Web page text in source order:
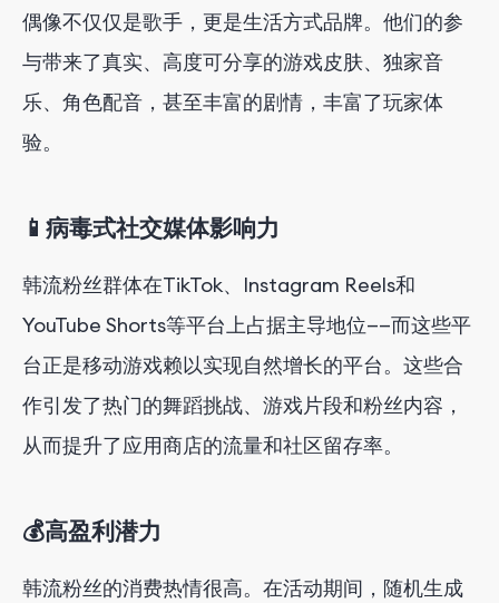
偶像不仅仅是歌手，更是生活方式品牌。他们的参
与带来了真实、高度可分享的游戏皮肤、独家音
乐、角色配音，甚至丰富的剧情，丰富了玩家体
验。
📱病毒式社交媒体影响力
韩流粉丝群体在TikTok、Instagram Reels和
YouTube Shorts等平台上占据主导地位——而这些平
台正是移动游戏赖以实现自然增长的平台。这些合
作引发了热门的舞蹈挑战、游戏片段和粉丝内容，
从而提升了应用商店的流量和社区留存率。
💰高盈利潜力
韩流粉丝的消费热情很高。 在活动期间， 随机生成